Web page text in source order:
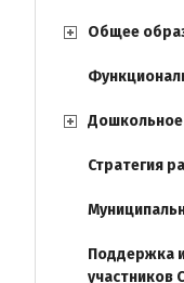
Общее
Стратегия
Поддержка
участников